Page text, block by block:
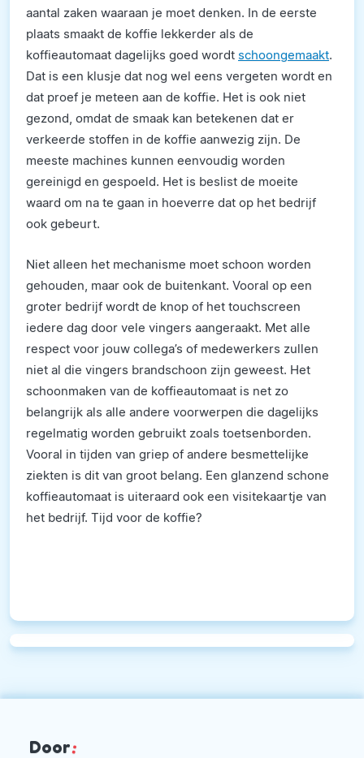
aantal zaken waaraan je moet denken. In de eerste
plaats smaakt de koffie lekkerder als de
koffieautomaat dagelijks goed wordt schoongemaakt.
Dat is een klusje dat nog wel eens vergeten wordt en
dat proef je meteen aan de koffie. Het is ook niet
gezond, omdat de smaak kan betekenen dat er
verkeerde stoffen in de koffie aanwezig zijn. De
meeste machines kunnen eenvoudig worden
gereinigd en gespoeld. Het is beslist de moeite
waard om na te gaan in hoeverre dat op het bedrijf
ook gebeurt.
Niet alleen het mechanisme moet schoon worden
gehouden, maar ook de buitenkant. Vooral op een
groter bedrijf wordt de knop of het touchscreen
iedere dag door vele vingers aangeraakt. Met alle
respect voor jouw collega’s of medewerkers zullen
niet al die vingers brandschoon zijn geweest. Het
schoonmaken van de koffieautomaat is net zo
belangrijk als alle andere voorwerpen die dagelijks
regelmatig worden gebruikt zoals toetsenborden.
Vooral in tijden van griep of andere besmettelijke
ziekten is dit van groot belang. Een glanzend schone
koffieautomaat is uiteraard ook een visitekaartje van
het bedrijf. Tijd voor de koffie?
Door: